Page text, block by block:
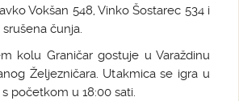
Vokšan 548, Vinko Šostarec 534 i
čunja.
kolu Graničar gostuje u Varaždinu
Željezničara. Utakmica se igra u
početkom u 18:00 sati.